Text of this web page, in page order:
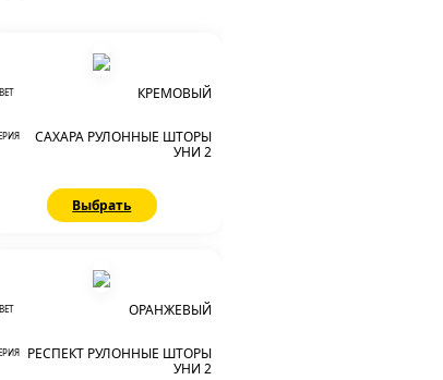
КРЕМОВЫЙ
САХАРА РУЛОННЫЕ ШТОРЫ
УНИ 2
Выбрать
ОРАНЖЕВЫЙ
РЕСПЕКТ РУЛОННЫЕ ШТОРЫ
УНИ 2